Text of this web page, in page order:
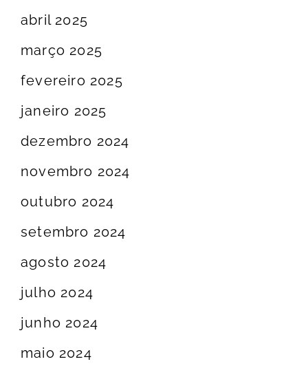
abril 2025
março 2025
fevereiro 2025
janeiro 2025
dezembro 2024
novembro 2024
outubro 2024
setembro 2024
agosto 2024
julho 2024
junho 2024
maio 2024